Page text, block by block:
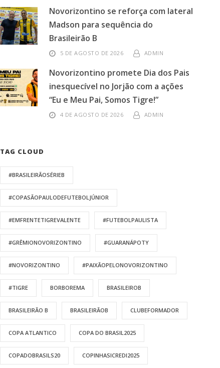
Novorizontino se reforça com lateral
Madson para sequência do
Brasileirão B
5 DE AGOSTO DE 2026 ADMIN
Novorizontino promete Dia dos Pais
inesquecível no Jorjão com a ações
“Eu e Meu Pai, Somos Tigre!”
4 DE AGOSTO DE 2026 ADMIN
TAG CLOUD
#BRASILEIRÃOSÉRIEB
#COPASÃOPAULODEFUTEBOLJÚNIOR
#EMFRENTETIGREVALENTE #FUTEBOLPAULISTA
#GRÊMIONOVORIZONTINO #GUARANÁPOTY
#NOVORIZONTINO #PAIXÃOPELONOVORIZONTINO
#TIGRE BORBOREMA BRASILEIROB
BRASILEIRÃO B BRASILEIRÃOB CLUBEFORMADOR
COPA ATLANTICO COPA DO BRASIL2025
COPADOBRASILS20 COPINHASICREDI2025